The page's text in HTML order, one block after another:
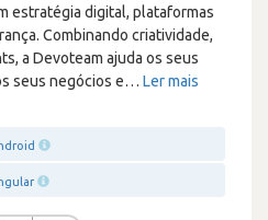
estratégia digital, plataformas
Combinando criatividade,
a Devoteam ajuda os seus
seus negócios e… Ler mais